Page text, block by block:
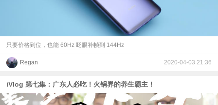
只要价格到位，也能 60Hz 眨眼补帧到 144Hz
Regan 2020-04-03 21:36
iVlog 第七集：广东人必吃！火锅界的养生霸主！